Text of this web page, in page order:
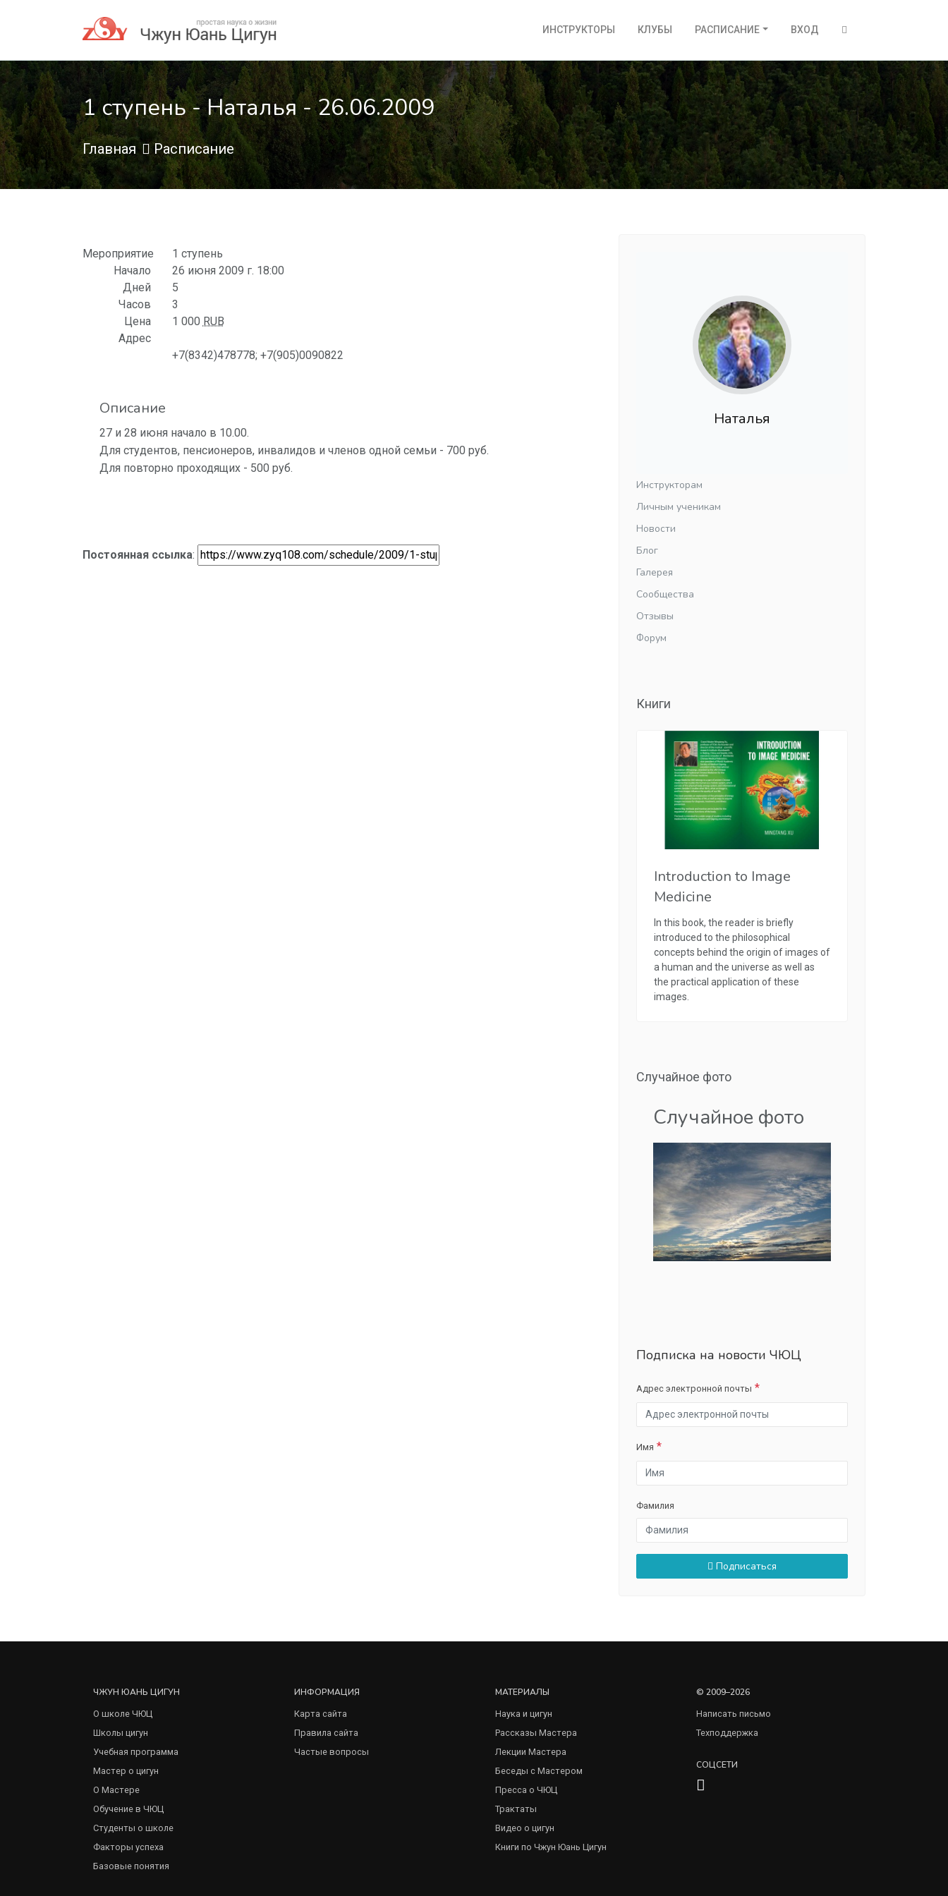
ИНСТРУКТОРЫ КЛУБЫ РАСПИСАНИЕ ВХОД
1 ступень - Наталья - 26.06.2009
Главная Расписание
Мероприятие
1 ступень
Начало
26 июня 2009 г. 18:00
Дней
5
Часов
3
Цена
1 000 RUB
Адрес
+7(8342)478778; +7(905)0090822
Описание
27 и 28 июня начало в 10.00.
Для студентов, пенсионеров, инвалидов и членов одной семьи - 700 руб.
Для повторно проходящих - 500 руб.
Постоянная ссылка:
Наталья
Инструкторам
Личным ученикам
Новости
Блог
Галерея
Сообщества
Отзывы
Форум
Книги
Introduction to Image
Medicine
In this book, the reader is briefly
introduced to the philosophical
concepts behind the origin of images of
a human and the universe as well as
the practical application of these
images.
Случайное фото
Случайное фото
Подписка на новости ЧЮЦ
Адрес электронной почты
Имя
Фамилия
Подписаться
ЧЖУН ЮАНЬ ЦИГУН
О школе ЧЮЦ
Школы цигун
Учебная программа
Мастер о цигун
О Мастере
Обучение в ЧЮЦ
Студенты о школе
Факторы успеха
Базовые понятия
ИНФОРМАЦИЯ
Карта сайта
Правила сайта
Частые вопросы
МАТЕРИАЛЫ
Наука и цигун
Рассказы Мастера
Лекции Мастера
Беседы с Мастером
Пресса о ЧЮЦ
Трактаты
Видео о цигун
Книги по Чжун Юань Цигун
© 2009–2026
Написать письмо
Техподдержка
СОЦСЕТИ